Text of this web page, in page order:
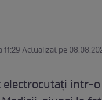
Actualizat pe
într-